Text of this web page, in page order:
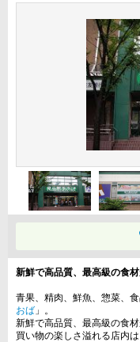
新鮮で高品質、最高級の食
青果、精肉、鮮魚、惣菜、
おば 」。
新鮮で高品質、最高級の食
買い物の楽しさ溢れる店内